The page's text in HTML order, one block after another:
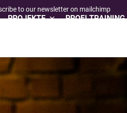
to our newsletter on mailchimp
PROJEKTE PROFI TRAINING